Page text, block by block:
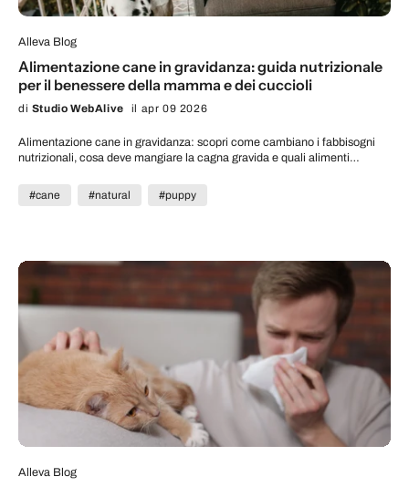
Alleva Blog
Alimentazione cane in gravidanza: guida nutrizionale
per il benessere della mamma e dei cuccioli
di Studio WebAlive il apr 09 2026
Alimentazione cane in gravidanza: scopri come cambiano i fabbisogni
nutrizionali, cosa deve mangiare la cagna gravida e quali alimenti
#cane
#natural #puppy
Alleva Blog